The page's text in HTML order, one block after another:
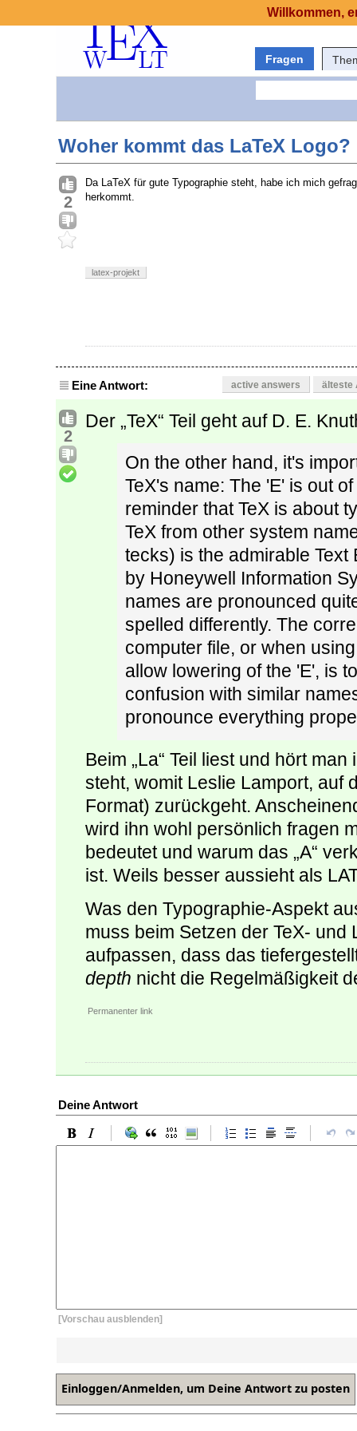
Fragen
Woher kommt das LaTeX Logo?
2
Da LaTeX für gute Typographie steht, habe ich mich
herkommt.
latex-projekt
Eine Antwort: active answers älteste
2
Der „TeX“ Teil geht auf D. E.
On the other hand, it's
TeX's name: The 'E' is out
reminder that TeX is about
TeX from other system
tecks) is the admirable
by Honeywell Information
names are pronounced
spelled differently. The
computer file, or when
allow lowering of the 'E', is
confusion with similar
pronounce everything
Beim „La“ Teil liest und hört
steht, womit Leslie Lamport, auf
Format) zurückgeht.
wird ihn wohl persönlich fragen
bedeutet und warum das „A“
ist. Weils besser aussieht als
Was den Typographie-Aspekt
muss beim Setzen der TeX- und
aufpassen, dass das
depth nicht die Regelmäßigkeit
Permanenter link
Deine Antwort
[Vorschau ausblenden]
Willkommen,